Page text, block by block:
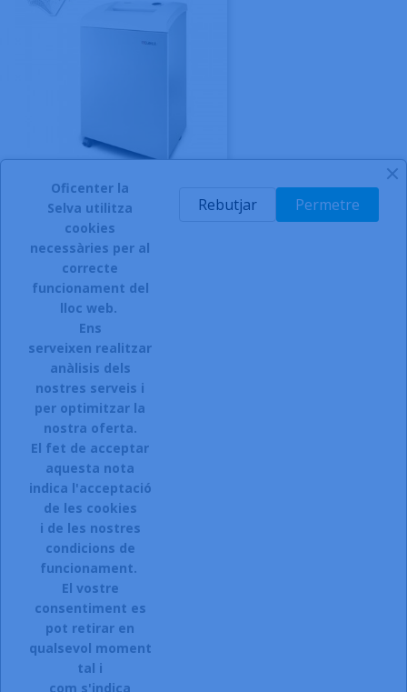
999991 * - Disponible
AFEGIR A LA CISTELLA
INSCRIURE'S AL BUTLLETÍ
Accepto el termes, condicions de servei i la política de
privacitat d'aquest lloc web.
ARTICLES
LA NOSTRA COMPANYIA
CONTACTEU:
Sol.licitar accés a la web.
Registreu-vos:
Si esteu interessats en donar-vos
d\'alta a la nostra botiga,
Oficenter la
Selva utilitza
cookies
necessàries per al
correcte
funcionament del
lloc web.
Ens
serveixen realitzar
anàlisis dels
nostres serveis i
per optimitzar la
nostra oferta.
El fet de acceptar
aquesta nota
indica l'acceptació
de les cookies
i de les nostres
condicions de
funcionament.
El vostre
consentiment es
pot retirar en
qualsevol moment
tal i
com s'indica
Permetre
Rebutjar